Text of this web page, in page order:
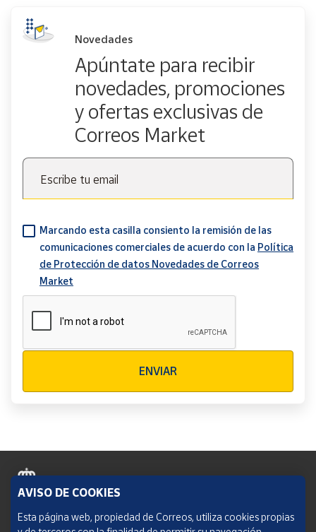
Novedades
Apúntate para recibir
novedades, promociones
y ofertas exclusivas de
Correos Market
Escribe tu email
Marcando esta casilla consiento la remisión de las
comunicaciones comerciales de acuerdo con la Política
de Protección de datos Novedades de Correos
Market
ENVIAR
Política de cookies
AVISO DE COOKIES
Esta página web, propiedad de Correos, utiliza cookies propias